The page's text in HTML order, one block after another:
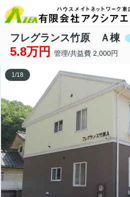
フレグランス竹原 Ａ棟
5.8万円 管理/共益費 2,000円
1/18